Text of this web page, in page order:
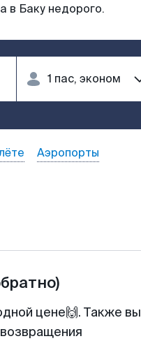
в Баку недорого.
Аэропорты
цене🙌. Также вы